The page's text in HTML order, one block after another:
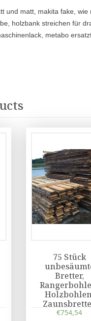
und matt, makita fake,
holzbank streichen für
metabo
75 Stück
Bretter,
€754,54